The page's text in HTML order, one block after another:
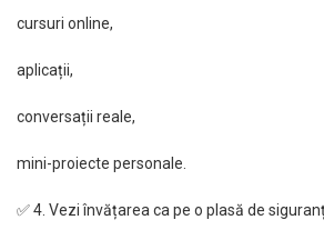
cursuri online,
aplicații,
conversații reale,
mini-proiecte personale.
✅ 4. Vezi învățarea ca pe o plasă de